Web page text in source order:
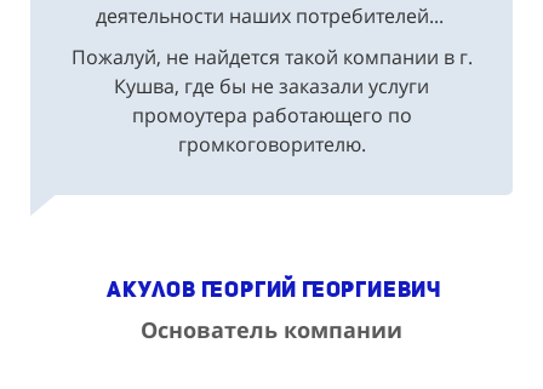
деятельности наших потребителей...
Пожалуй, не найдется такой компании в г.
Кушва, где бы не заказали услуги
промоутера работающего по
громкоговорителю.
Акулов Георгий Георгиевич
Основатель компании